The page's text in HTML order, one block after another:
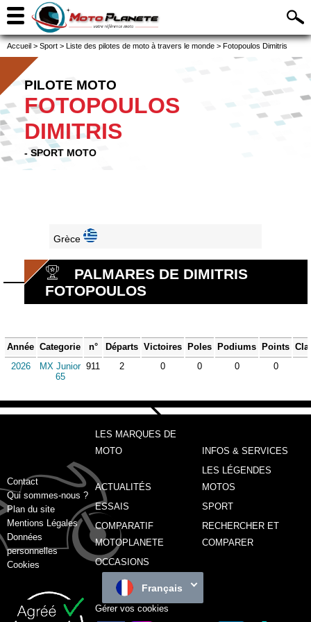
Accueil > Sport > Liste des pilotes de moto à travers le monde > Fotopoulos Dimitris
PILOTE MOTO
FOTOPOULOS
DIMITRIS
- SPORT MOTO
Grèce
PALMARES DE DIMITRIS
FOTOPOULOS
Année Categorie n° Départs Victoires Poles Podiums Points
2026
MX Junior
65
911 2 0 0 0 0
Contact
Qui sommes-nous ?
Plan du site
Mentions Légales
Données
personnelles
Cookies
LES MARQUES DE
MOTO
INFOS & SERVICES
ACTUALITÉS
LES LÉGENDES
MOTOS
ESSAIS
SPORT
COMPARATIF
MOTOPLANETE
RECHERCHER ET
COMPARER
OCCASIONS
Français
Gérer vos cookies